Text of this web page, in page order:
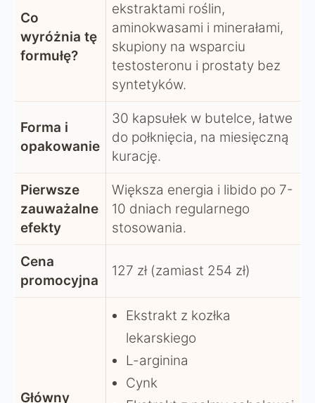
Co
wyróżnia tę
formułę?
ekstraktami roślin,
aminokwasami i minerałami,
skupiony na wsparciu
testosteronu i prostaty bez
syntetyków.
Forma i
opakowanie
30 kapsułek w butelce, łatwe
do połknięcia, na miesięczną
kurację.
Pierwsze
zauważalne
efekty
Większa energia i libido po 7-
10 dniach regularnego
stosowania.
Cena
promocyjna
127 zł (zamiast 254 zł)
Główny
Ekstrakt z kozłka
lekarskiego
L-arginina
Cynk